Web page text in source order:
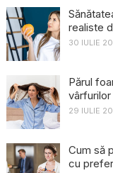
realiste
30 IULIE
Părul
vârfurilor
29 IULIE
Cum să
cu